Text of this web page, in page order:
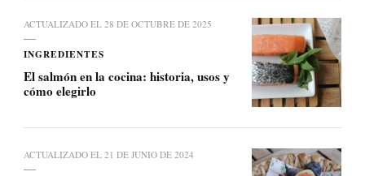
ACTUALIZADO EL 28 DE OCTUBRE DE 2025
INGREDIENTES
El salmón en la cocina: historia, usos y
cómo elegirlo
ACTUALIZADO EL 21 DE JUNIO DE 2024